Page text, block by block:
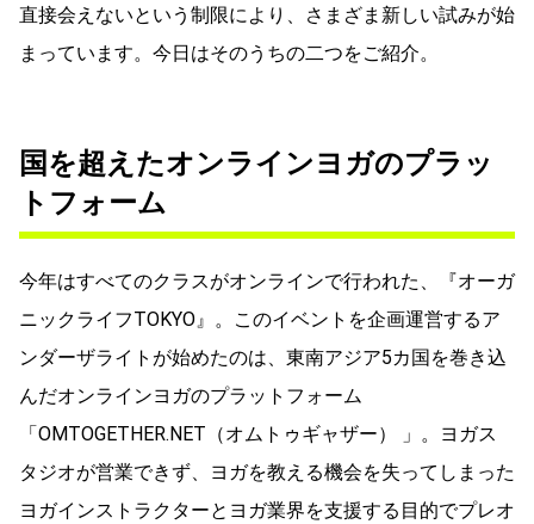
直接会えないという制限により、さまざま新しい試みが始
まっています。今日はそのうちの二つをご紹介。
国を超えたオンラインヨガのプラッ
トフォーム
今年はすべてのクラスがオンラインで行われた、『オーガ
ニックライフTOKYO』。このイベントを企画運営するア
ンダーザライトが始めたのは、東南アジア5カ国を巻き込
んだオンラインヨガのプラットフォーム
「OMTOGETHER.NET（オムトゥギャザー） 」。ヨガス
タジオが営業できず、ヨガを教える機会を失ってしまった
ヨガインストラクターとヨガ業界を支援する目的でプレオ